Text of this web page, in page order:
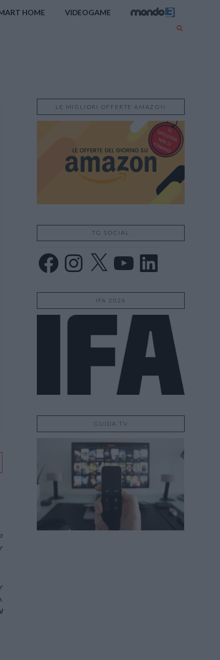
HOME VIDEOGAME
LE MIGLIORI OFFERTE AMAZON
TG SOCIAL
Facebook Instagram YouTube LinkedIn
IFA 2026
GUIDA TV